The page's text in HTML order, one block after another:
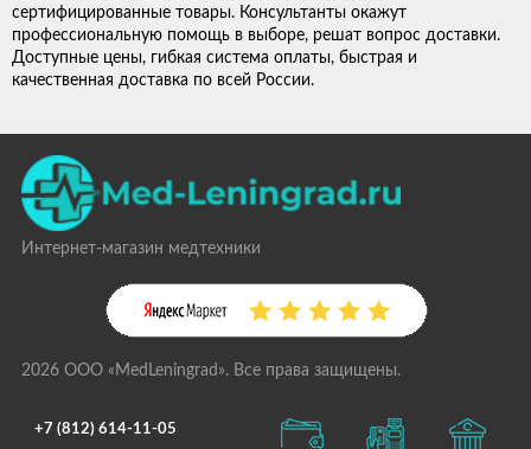
сертифицированные товары. Консультанты окажут
профессиональную помощь в выборе, решат вопрос доставки.
Доступные цены, гибкая система оплаты, быстрая и
качественная доставка по всей России.
Интернет-магазин медтехники
2026 ООО «MedLeningrad». Все права защищены.
+7 (812) 614-11-05